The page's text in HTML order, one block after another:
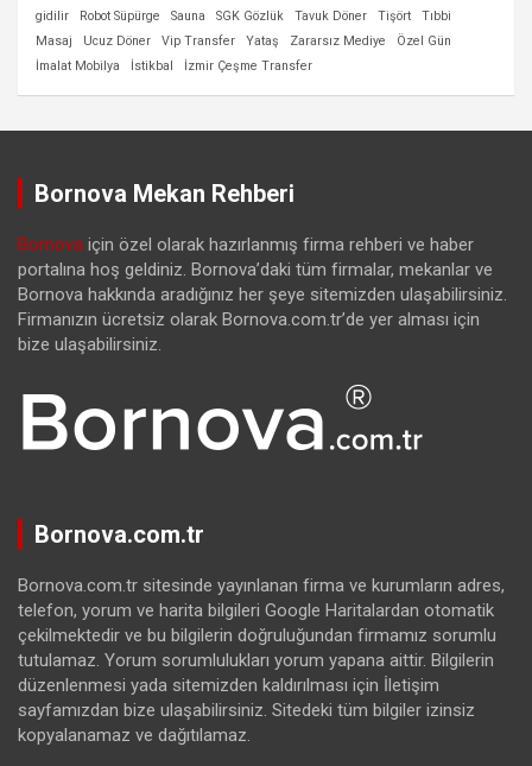
gidilir
Robot Süpürge Sauna SGK Gözlük Tavuk Döner Tişört
Tıbbi
Masaj
Ucuz Döner Vip Transfer Yataş Zararsız Mediye
Özel Gün
İmalat Mobilya
İstikbal İzmir Çeşme Transfer
Bornova Mekan Rehberi
Bornova için özel olarak hazırlanmış firma rehberi ve haber
portalına hoş geldiniz. Bornova’daki tüm firmalar, mekanlar ve
Bornova hakkında aradığınız her şeye sitemizden ulaşabilirsiniz.
Firmanızın ücretsiz olarak Bornova.com.tr’de yer alması için
bize ulaşabilirsiniz.
Bornova.com.tr
Bornova.com.tr sitesinde yayınlanan firma ve kurumların adres,
telefon, yorum ve harita bilgileri Google Haritalardan otomatik
çekilmektedir ve bu bilgilerin doğruluğundan firmamız sorumlu
tutulamaz. Yorum sorumlulukları yorum yapana aittir. Bilgilerin
düzenlenmesi yada sitemizden kaldırılması için İletişim
sayfamızdan bize ulaşabilirsiniz. Sitedeki tüm bilgiler izinsiz
kopyalanamaz ve dağıtılamaz.